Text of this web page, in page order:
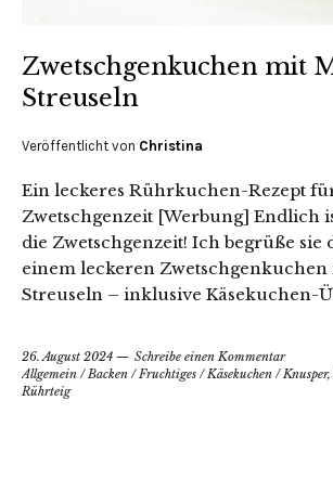
Zwetschgenkuchen mit
Streuseln
Veröffentlicht von Christina
Ein leckeres Rührkuchen-Rezept
Zwetschgenzeit [Werbung] Endlich
die Zwetschgenzeit! Ich begrüße sie
einem leckeren
Streuseln – inklusive Käsekuchen-
26. August 2024
Schreibe einen Kommentar
Allgemein /Backen /Fruchtiges /Käsekuchen /
Rührteig